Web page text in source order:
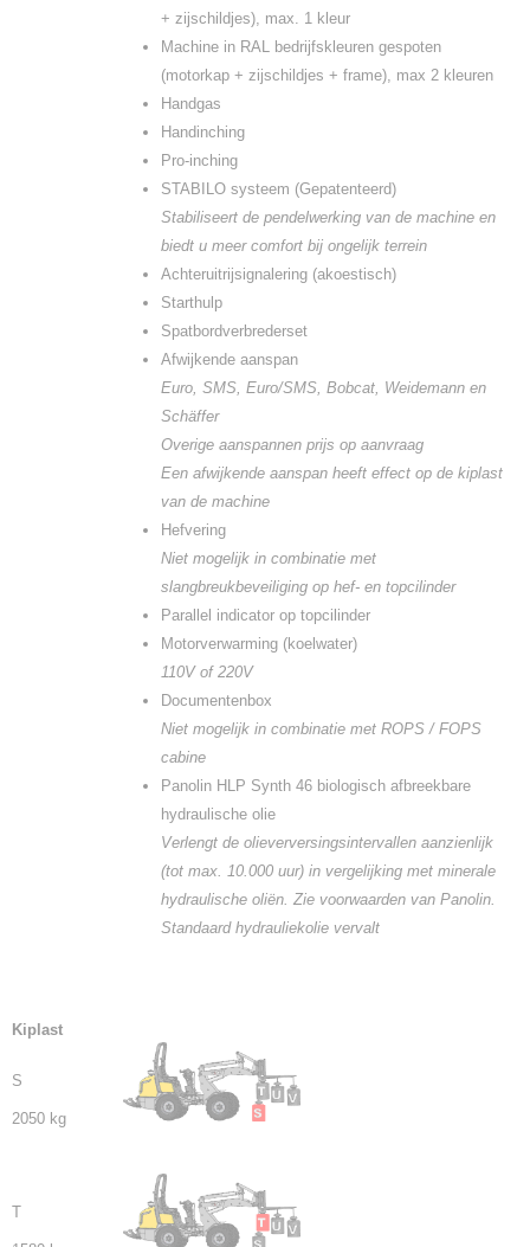
+ zijschildjes), max. 1 kleur
Machine in RAL bedrijfskleuren gespoten
(motorkap + zijschildjes + frame), max 2 kleuren
Handgas
Handinching
Pro-inching
STABILO systeem (Gepatenteerd)
Stabiliseert de pendelwerking van de machine en
biedt u meer comfort bij ongelijk terrein
Achteruitrijsignalering (akoestisch)
Starthulp
Spatbordverbrederset
Afwijkende aanspan
Euro, SMS, Euro/SMS, Bobcat, Weidemann en
Schäffer
Overige aanspannen prijs op aanvraag
Een afwijkende aanspan heeft effect op de kiplast
van de machine
Hefvering
Niet mogelijk in combinatie met
slangbreukbeveiliging op hef- en topcilinder
Parallel indicator op topcilinder
Motorverwarming (koelwater)
110V of 220V
Documentenbox
Niet mogelijk in combinatie met ROPS / FOPS
cabine
Panolin HLP Synth 46 biologisch afbreekbare
hydraulische olie
Verlengt de olieverversingsintervallen aanzienlijk
(tot max. 10.000 uur) in vergelijking met minerale
hydraulische oliën. Zie voorwaarden van Panolin.
Standaard hydrauliekolie vervalt
Kiplast
S
2050 kg
T